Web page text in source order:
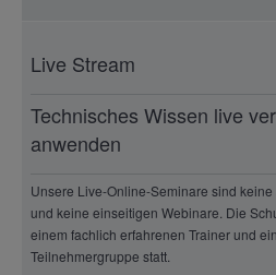
Live Stream
Technisches Wissen live
anwenden
Unsere Live-Online-Seminare sind
und keine einseitigen Webinare. Die
einem fachlich erfahrenen Trainer und
Teilnehmergruppe statt.